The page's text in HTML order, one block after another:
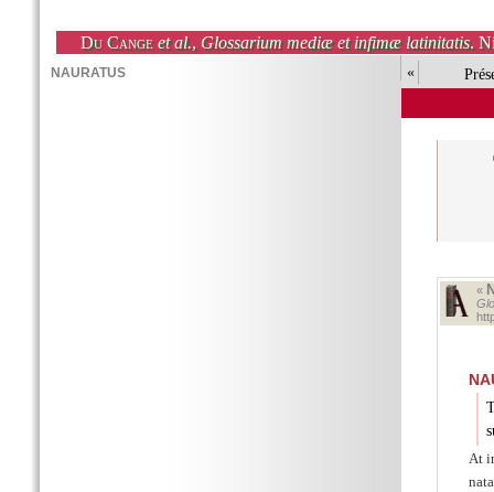
Du Cange et al., Glossarium mediæ et infimæ latinitatis.
«
«
At